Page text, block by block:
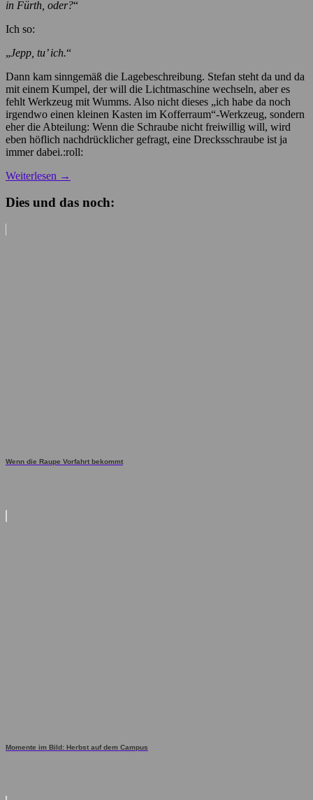
in Fürth, oder?“
Ich so:
„Jepp, tu’ ich.“
Dann kam sinngemäß die Lagebeschreibung. Stefan steht da und da
mit einem Kumpel, der will die Lichtmaschine wechseln, aber es
fehlt Werkzeug mit Wumms. Also nicht dieses „ich habe da noch
irgendwo einen kleinen Kasten im Kofferraum“-Werkzeug, sondern
eher die Abteilung: Wenn die Schraube nicht freiwillig will, wird
eben höflich nachdrücklicher gefragt, eine Drecksschraube ist ja
immer dabei.:roll:
Weiterlesen →
Dies und das noch:
Wenn die Raupe Vorfahrt bekommt
Momente im Bild: Herbst auf dem Campus